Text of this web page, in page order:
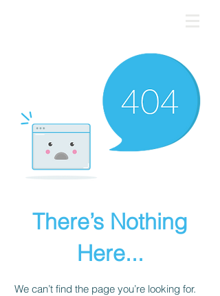
There’s Nothing
Here...
We can’t find the page you’re looking for.